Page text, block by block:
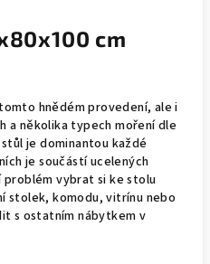
cm
hnědém provedení, ale i
a několika typech moření dle
je dominantou každé
je součástí ucelených
vybrat si ke stolu
stolek, komodu, vitrínu nebo
s ostatním nábytkem v